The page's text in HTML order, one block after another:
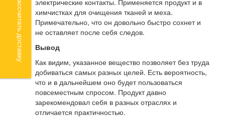
электрические контакты. Применяется продукт и в
химчистках для очищения тканей и меха.
Примечательно, что он довольно быстро сохнет и
не оставляет после себя следов.
Вывод
Как видим, указанное вещество позволяет без труда
добиваться самых разных целей. Есть вероятность,
что и в дальнейшем оно будет пользоваться
повсеместным спросом. Продукт давно
зарекомендовал себя в разных отраслях и
отличается практичностью.
Рассчитать доставку